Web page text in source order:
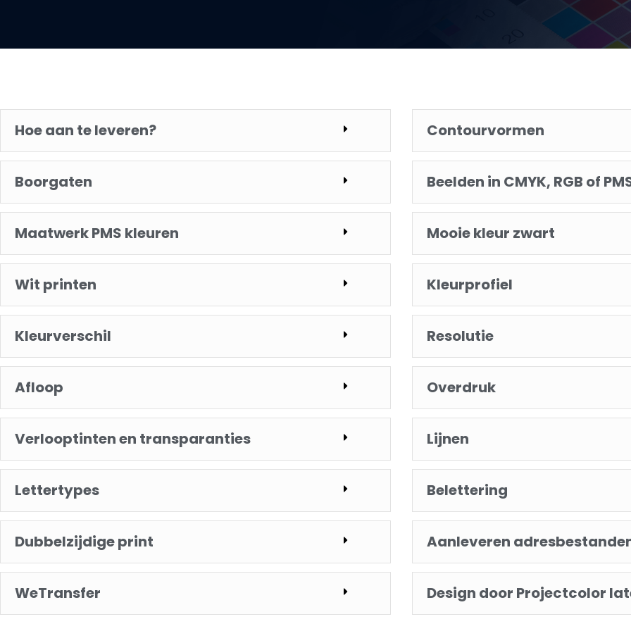
Hoe aan te leveren?
Boorgaten
Maatwerk PMS kleuren
Wit printen
Kleurverschil
Afloop
Verlooptinten en transparanties
Lettertypes
Dubbelzijdige print
WeTransfer
Contourvormen
Beelden in CMYK, RGB of
Mooie kleur zwart
Kleurprofiel
Resolutie
Overdruk
Lijnen
Belettering
Aanleveren
Design door Projectcolor